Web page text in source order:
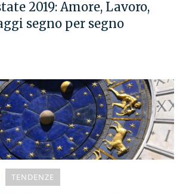
2019: Amore, Lavoro,
segno per segno
TENDENZE